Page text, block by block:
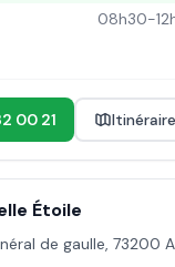
08h30-
00 21 Itinéraire
Étoile
de gaulle, 73200